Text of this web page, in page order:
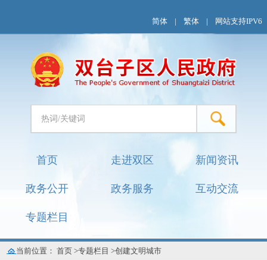
简体 繁体 网站支持IPV6
首页 走进双区 新闻资讯
政务公开 政务服务 互动交流
专题栏目
当前位置：首页 >专题栏目 >创建文明城市